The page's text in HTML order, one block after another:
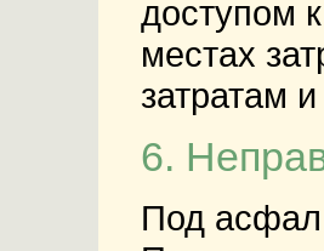
доступом
местах
затратам
6.
Под